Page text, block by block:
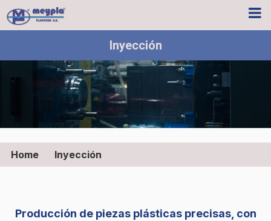
Inyección
Home Inyección
Producción de piezas plásticas precisas, con